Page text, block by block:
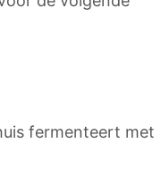
fermenteert met